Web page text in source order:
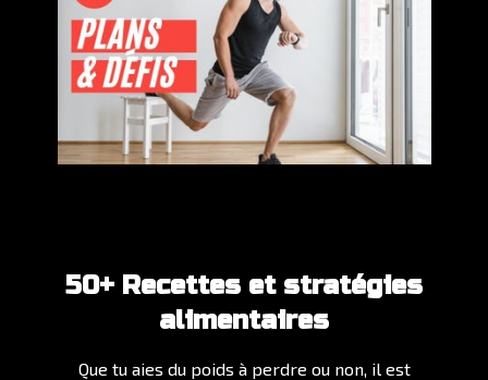
50+ Recettes et stratégies
alimentaires
Que tu aies du poids à perdre ou non, il est